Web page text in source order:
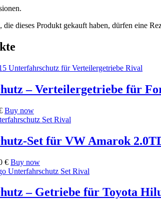
dieses Produkt gekauft haben, dürfen eine
– Verteilergetriebe für
Preisspanne:
185,00 €
285,00 €
Buy nowDieses
Produkt
mehrere
Varianten
Die
Optionen
auf
der
Set für VW Amarok
€Preisspanne:
759,00 €
2.099,00 €
Buy nowDieses
Produkt
mehrere
Varianten
– Getriebe für Toyota